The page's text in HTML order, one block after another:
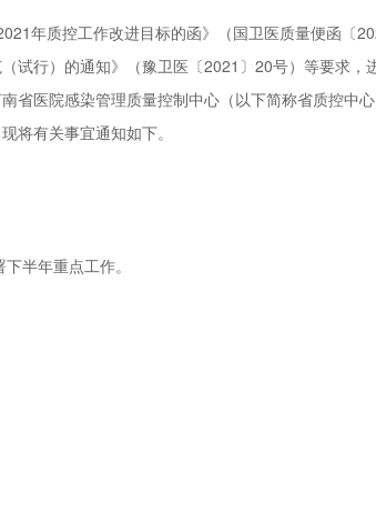
年质控工作改进目标的函》（国卫医质量便函〔
试行）的通知》（豫卫医〔2021〕20号）等要求，
省医院感染管理质量控制中心（以下简称省质控中
将有关事宜通知如下。
半年重点工作。